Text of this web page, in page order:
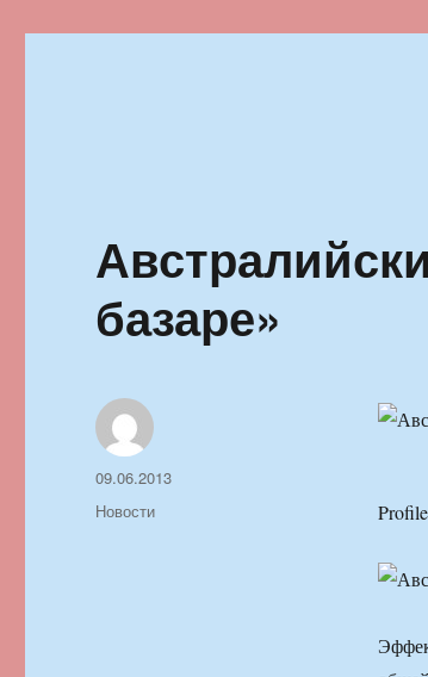
базаре»
Автор
Опубликовано
09.06.2013
Рубрики
Новости